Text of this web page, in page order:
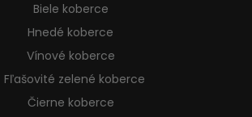
Biele koberce
Hnedé koberce
Vínové koberce
Fľašovité zelené koberce
Čierne koberce